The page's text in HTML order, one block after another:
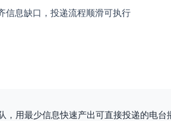
信息缺口，投递流程顺滑可执行
，用最少信息快速产出可直接投递的电台